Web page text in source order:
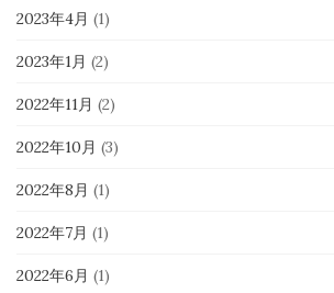
2023年4月 (1)
2023年1月 (2)
2022年11月 (2)
2022年10月 (3)
2022年8月 (1)
2022年7月 (1)
2022年6月 (1)